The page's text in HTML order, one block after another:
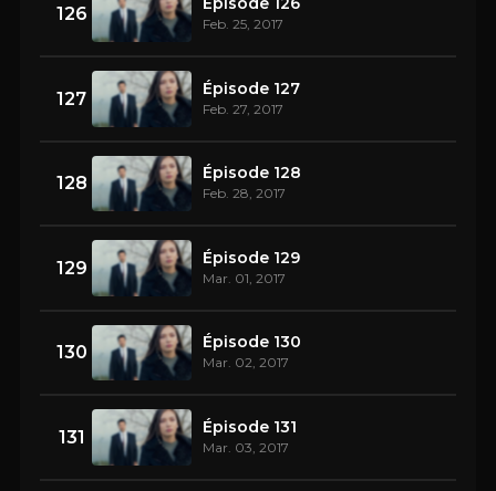
126 Feb. 25, 2017
127 Épisode 127
Feb. 27, 2017
128 Épisode 128
Feb. 28, 2017
129 Épisode 129
Mar. 01, 2017
130 Épisode 130
Mar. 02, 2017
131 Épisode 131
Mar. 03, 2017